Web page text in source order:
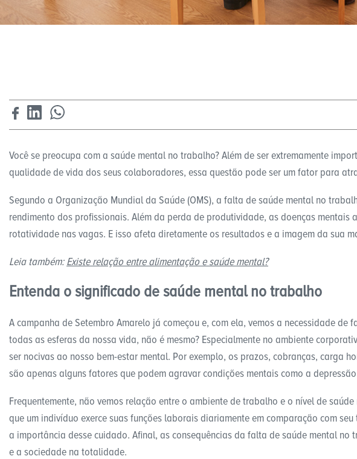
Você se preocupa com a saúde mental no trabalho? Além de ser extremamente
qualidade de vida dos seus colaboradores, essa questão pode ser um fator para
Segundo a Organização Mundial da Saúde (OMS), a falta de saúde mental no
rendimento dos profissionais. Além da perda de produtividade, as doenças mentais
rotatividade nas vagas. E isso afeta diretamente os resultados e a imagem da sua
Leia também:Existe relação entre alimentação e saúde mental?
Entenda o significado de saúde mental no trabalho
A campanha de Setembro Amarelo já começou e, com ela, vemos a necessidade
todas as esferas da nossa vida, não é mesmo? Especialmente no ambiente
ser nocivas ao nosso bem-estar mental. Por exemplo, os prazos, cobranças, carga
são apenas alguns fatores que podem agravar condições mentais como a
Frequentemente, não vemos relação entre o ambiente de trabalho e o nível de
que um indivíduo exerce suas funções laborais diariamente em comparação com
a importância desse cuidado. Afinal, as consequências da falta de saúde mental
e a sociedade na totalidade.